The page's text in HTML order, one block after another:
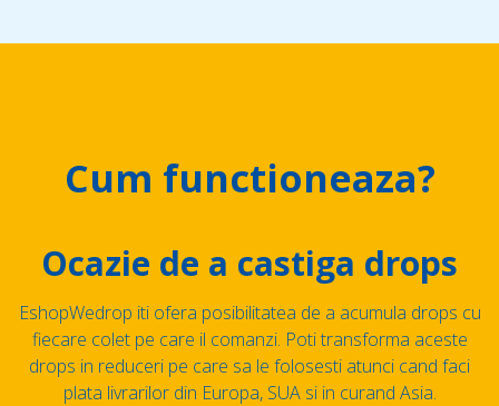
Cum functioneaza?
Ocazie de a castiga drops
EshopWedrop iti ofera posibilitatea de a acumula drops cu
fiecare colet pe care il comanzi. Poti transforma aceste
drops in reduceri pe care sa le folosesti atunci cand faci
plata livrarilor din Europa, SUA si in curand Asia.